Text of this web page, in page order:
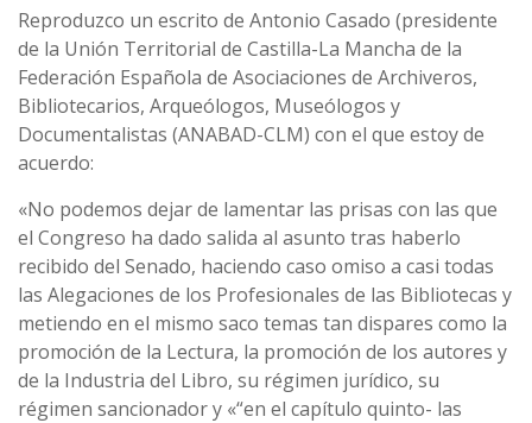
Reproduzco un escrito de Antonio Casado (presidente
de la Unión Territorial de Castilla-La Mancha de la
Federación Española de Asociaciones de Archiveros,
Bibliotecarios, Arqueólogos, Museólogos y
Documentalistas (ANABAD-CLM) con el que estoy de
acuerdo:
«No podemos dejar de lamentar las prisas con las que
el Congreso ha dado salida al asunto tras haberlo
recibido del Senado, haciendo caso omiso a casi todas
las Alegaciones de los Profesionales de las Bibliotecas y
metiendo en el mismo saco temas tan dispares como la
promoción de la Lectura, la promoción de los autores y
de la Industria del Libro, su régimen jurí­dico, su
régimen sancionador y «“en el capí­tulo quinto- las